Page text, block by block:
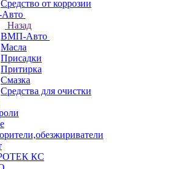
Средство от коррозии
Назад
ВМП-Авто
Масла
Присадки
Притирка
Смазка
Средства для очистки
КС